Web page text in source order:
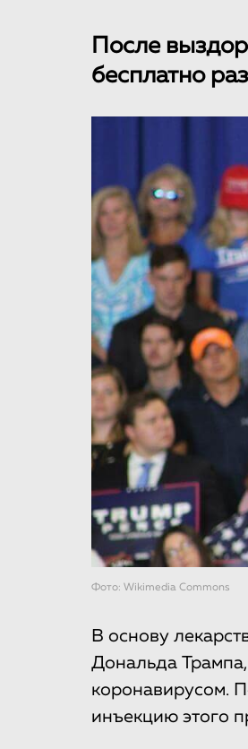
После
бесплатно
Фото: Wikimedia Commons
В основу
Дональда
коронавирусом.
инъекцию этого